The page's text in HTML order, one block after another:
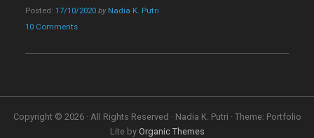
SUNYARAGI,
Posted: 17/10/2020 by Nadia K. Putri
10 Comments
Copyright © 2026 · All Rights Reserved · Nadia K. Putri · Theme: Portfolio
Lite by Organic Themes